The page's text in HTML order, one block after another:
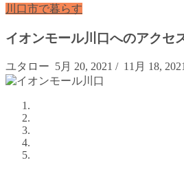
川口市で暮らす
イオンモール川口へのアクセ
ユタロー 5月 20, 2021 / 11月 18,